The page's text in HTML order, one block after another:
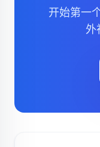
开始第一
外